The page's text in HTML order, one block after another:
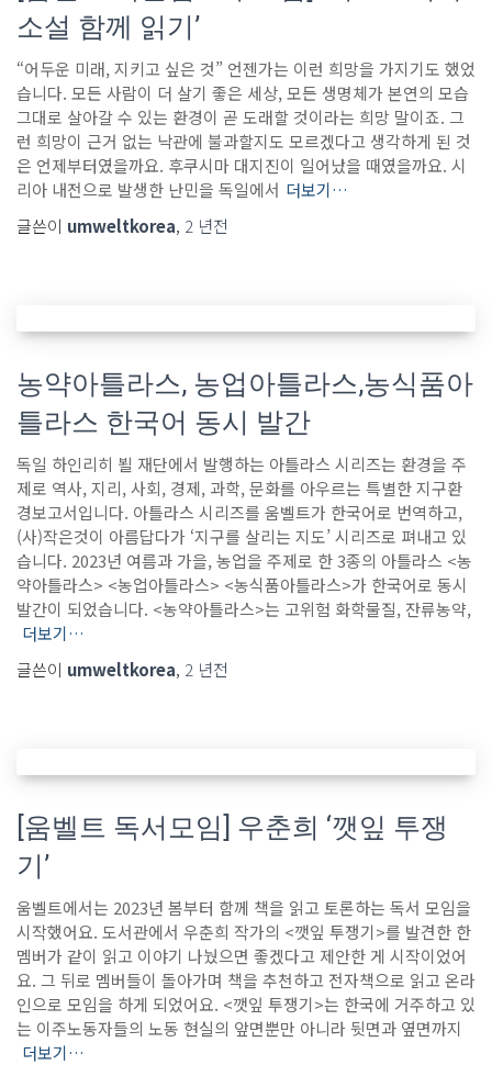
소설 함께 읽기’
“어두운 미래, 지키고 싶은 것” 언젠가는 이런 희망을 가지기도 했었
습니다. 모든 사람이 더 살기 좋은 세상, 모든 생명체가 본연의 모습
그대로 살아갈 수 있는 환경이 곧 도래할 것이라는 희망 말이죠. 그
런 희망이 근거 없는 낙관에 불과할지도 모르겠다고 생각하게 된 것
은 언제부터였을까요. 후쿠시마 대지진이 일어났을 때였을까요. 시
리아 내전으로 발생한 난민을 독일에서 더보기…
글쓴이 umweltkorea, 2 년전
농약아틀라스, 농업아틀라스,농식품아
틀라스 한국어 동시 발간
독일 하인리히 뵐 재단에서 발행하는 아틀라스 시리즈는 환경을 주
제로 역사, 지리, 사회, 경제, 과학, 문화를 아우르는 특별한 지구환
경보고서입니다. 아틀라스 시리즈를 움벨트가 한국어로 번역하고,
(사)작은것이 아름답다가 ‘지구를 살리는 지도’ 시리즈로 펴내고 있
습니다. 2023년 여름과 가을, 농업을 주제로 한 3종의 아틀라스 <농
약아틀라스> <농업아틀라스> <농식품아틀라스>가 한국어로 동시
발간이 되었습니다. <농약아틀라스>는 고위험 화학물질, 잔류농약,
더보기…
글쓴이 umweltkorea, 2 년전
[움벨트 독서모임] 우춘희 ‘깻잎 투쟁
기’
움벨트에서는 2023년 봄부터 함께 책을 읽고 토론하는 독서 모임을
시작했어요. 도서관에서 우춘희 작가의 <깻잎 투쟁기>를 발견한 한
멤버가 같이 읽고 이야기 나눴으면 좋겠다고 제안한 게 시작이었어
요. 그 뒤로 멤버들이 돌아가며 책을 추천하고 전자책으로 읽고 온라
인으로 모임을 하게 되었어요. <깻잎 투쟁기>는 한국에 거주하고 있
는 이주노동자들의 노동 현실의 앞면뿐만 아니라 뒷면과 옆면까지
더보기…